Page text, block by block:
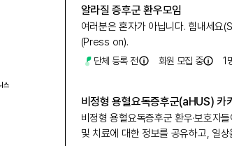
알라질 증후군 환우모임
여러분은 혼자가 아닙니다. 힘내세
(Press on).
단체 등록 전 회원 모집 중 1
비정형 용혈요독증후군(aHUS) 카
비정형 용혈요독증후군 환우·보호자
및 치료에 대한 정보를 공유하고, 일상